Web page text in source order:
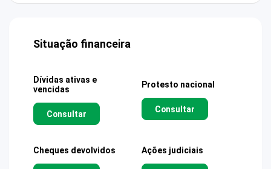
Situação financeira
Dívidas ativas e
vencidas
Consultar
Protesto nacional
Consultar
Cheques devolvidos Ações judiciais